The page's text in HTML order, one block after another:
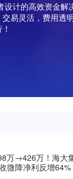
计的高效资金
易灵活，费用
万→426万！海大
微降净利反增64%